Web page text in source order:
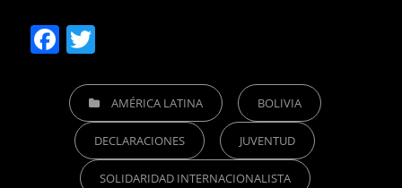
F
c
e
b
itt
er
CATEGORIESAMÉRICA LATINA BOLIVIA
DECLARACIONES JUVENTUD
SOLIDARIDAD INTERNACIONALISTA